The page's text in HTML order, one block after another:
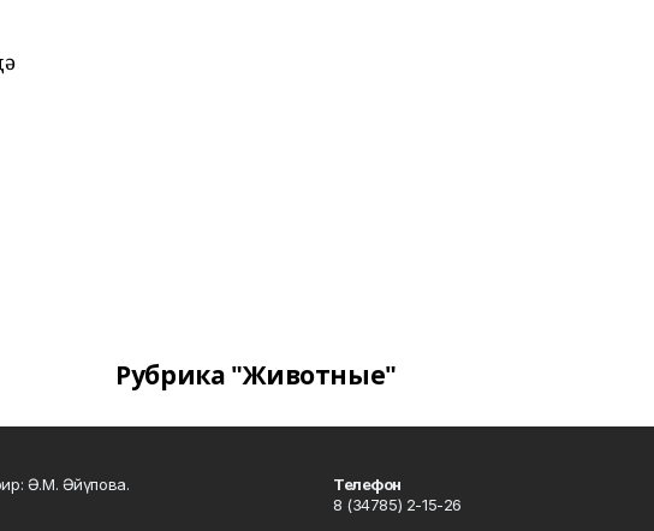
Рубрика "Животные"
Ә.М. Әйүпова.
Телефон
8 (34785) 2-15-26